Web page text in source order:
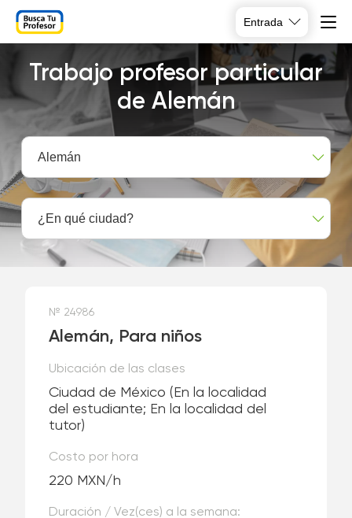
Entrada
Trabajo profesor particular
de Alemán
Alemán
¿En qué ciudad?
№ 24986
Alemán, Para niños
Ubicación de las clases
Ciudad de México(En la localidad
del estudiante; En la localidad del
tutor)
Costo por hora
220 MXN/h
Duración / Vez(ces) a la semana: